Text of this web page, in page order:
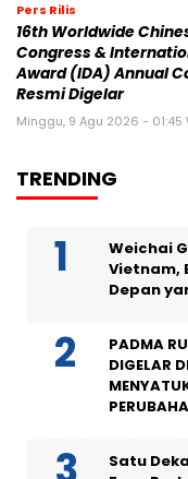
Pers Rilis
16th Worldwide
Congress &
Award (IDA) Annual
Resmi Digelar
Minggu, 9 Agu 2026 - 01:45
TRENDING
Weichai
Vietnam,
Depan
PADMA
DIGELAR
Satu